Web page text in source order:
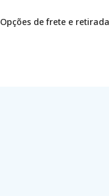
Opções de frete e